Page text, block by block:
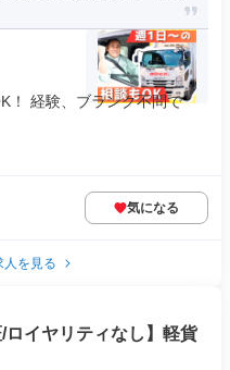
！ 経験、ブランク不問で
気になる
人を見る
ロイヤリティなし】軽貨